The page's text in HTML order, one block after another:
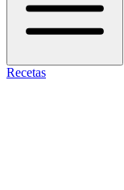
Recetas